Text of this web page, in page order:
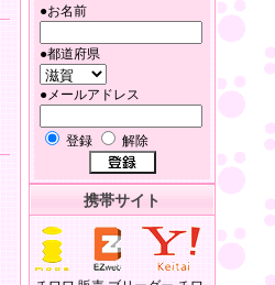
●お名前
●都道府県
●メールアドレス
登録 解除
携帯サイト